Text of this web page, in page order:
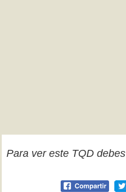
Para ver este TQD debes